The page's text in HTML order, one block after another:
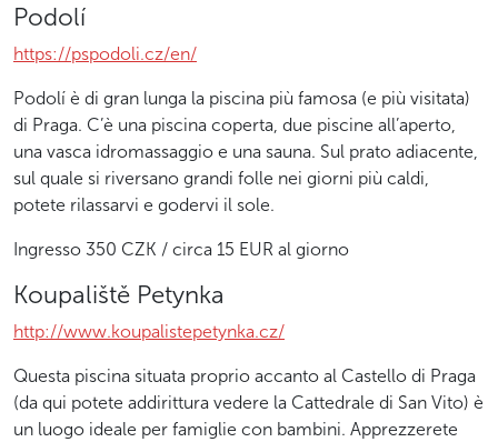
Podolí
https://pspodoli.cz/en/
Podolí è di gran lunga la piscina più famosa (e più visitata)
di Praga. C’è una piscina coperta, due piscine all’aperto,
una vasca idromassaggio e una sauna. Sul prato adiacente,
sul quale si riversano grandi folle nei giorni più caldi,
potete rilassarvi e godervi il sole.
Ingresso 350 CZK / circa 15 EUR al giorno
Koupaliště Petynka
http://www.koupalistepetynka.cz/
Questa piscina situata proprio accanto al Castello di Praga
(da qui potete addirittura vedere la Cattedrale di San Vito) è
un luogo ideale per famiglie con bambini. Apprezzerete